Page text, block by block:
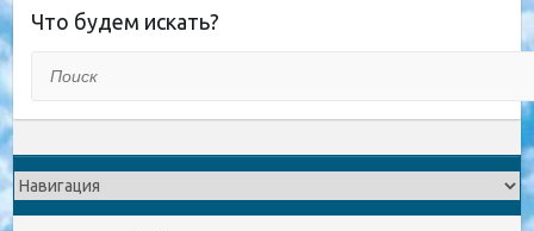
Что будем искать?